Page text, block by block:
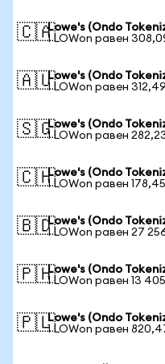
🇨🇦Lowe's (Ondo
1 LOWon равен
🇦🇺Lowe's (Ondo
1 LOWon равен
🇸🇬Lowe's (Ondo
1 LOWon равен
🇨🇭Lowe's (Ondo
1 LOWon равен
🇧🇩Lowe's (Ondo
1 LOWon равен 27
🇵🇭Lowe's (Ondo
1 LOWon равен 13
🇵🇱Lowe's (Ondo
1 LOWon равен